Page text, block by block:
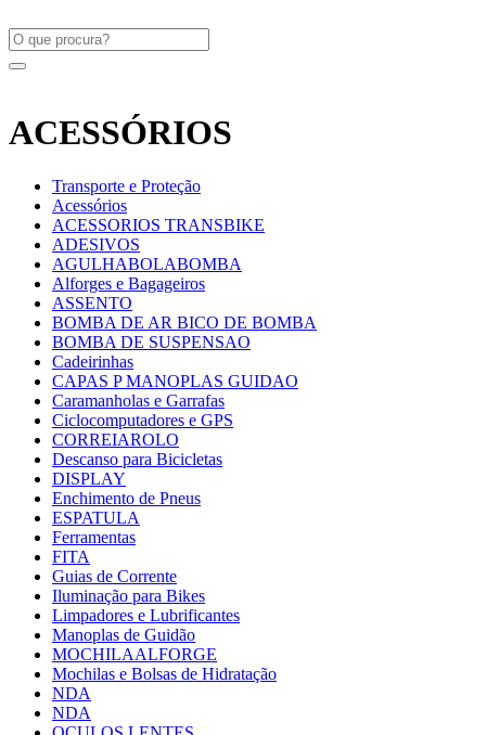
ACESSÓRIOS
Transporte e Proteção
Acessórios
ACESSORIOS TRANSBIKE
ADESIVOS
AGULHABOLABOMBA
Alforges e Bagageiros
ASSENTO
BOMBA DE AR BICO DE BOMBA
BOMBA DE SUSPENSAO
Cadeirinhas
CAPAS P MANOPLAS GUIDAO
Caramanholas e Garrafas
Ciclocomputadores e GPS
CORREIAROLO
Descanso para Bicicletas
DISPLAY
Enchimento de Pneus
ESPATULA
Ferramentas
FITA
Guias de Corrente
Iluminação para Bikes
Limpadores e Lubrificantes
Manoplas de Guidão
MOCHILAALFORGE
Mochilas e Bolsas de Hidratação
NDA
NDA